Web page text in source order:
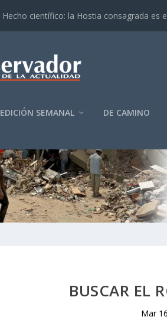
Hecho científico: la Hostia consagrada es
EDICIÓN SEMANAL DE CAMINO
BUSCAR EL
Mar